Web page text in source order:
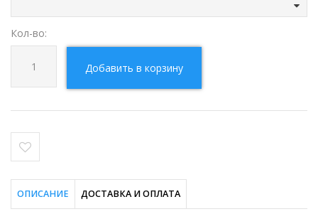
Кол-во:
Добавить в корзину
ОПИСАНИЕ ДОСТАВКА И ОПЛАТА